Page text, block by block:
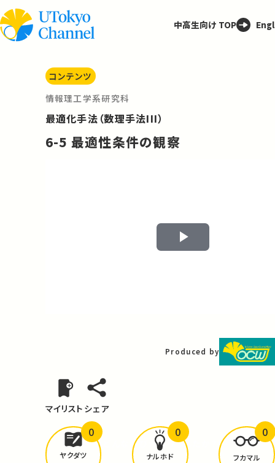
中高生向け TOP
コンテンツ
情報理工学系研究科
最適化手法（数理手法III）
6-5 最適性条件の観察
Play
Produced by
マイリスト シェア
どんな学びがありましたか？
ヤクダツ
0
ナルホド
0
フカマル
0